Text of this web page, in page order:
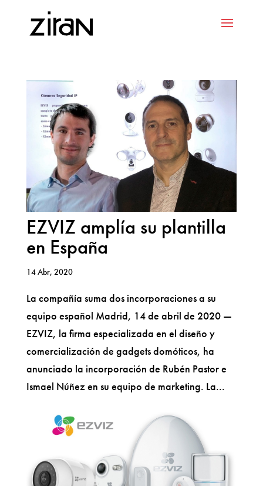
EZVIZ amplía su plantilla
en España
14 Abr, 2020
La compañía suma dos incorporaciones a su
equipo español Madrid, 14 de abril de 2020 —
EZVIZ, la firma especializada en el diseño y
comercialización de gadgets domóticos, ha
anunciado la incorporación de Rubén Pastor e
Ismael Núñez en su equipo de marketing. La...